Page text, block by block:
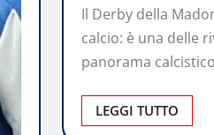
Il Derby della
calcio: è una delle
panorama
LEGGI TUTTO